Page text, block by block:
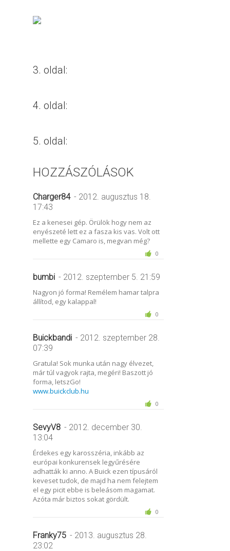
3. oldal:
4. oldal:
5. oldal:
HOZZÁSZÓLÁSOK
Charger84 - 2012. augusztus 18.
17:43
Ez a kenesei gép. Örülök hogy nem az
enyészeté lett ez a fasza kis vas. Volt ott
mellette egy Camaro is, megvan még?
0
bumbi - 2012. szeptember 5. 21:59
Nagyon jó forma! Remélem hamar talpra
állítod, egy kalappal!
0
Buickbandi - 2012. szeptember 28.
07:39
Gratula! Sok munka után nagy élvezet,
már túl vagyok rajta, megéri! Baszott jó
forma, letszGo!
www.buickclub.hu
0
SevyV8 - 2012. december 30.
13:04
Érdekes egy karosszéria, inkább az
európai konkurensek legyűrésére
adhatták ki anno. A Buick ezen típusáról
keveset tudok, de majd ha nem felejtem
el egy picit ebbe is beleásom magamat.
Azóta már biztos sokat gördült.
0
Franky75 - 2013. augusztus 28.
23:02